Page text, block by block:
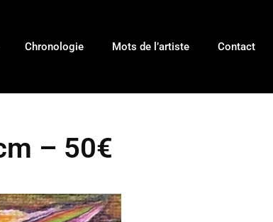
Chronologie Mots de l’artiste Contact
– 50€